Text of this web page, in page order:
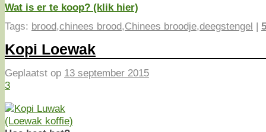
Wat is er te koop? (klik hier)
Tags: brood,chinees brood,Chinees broodje,deegstengel | 5
Kopi Loewak
Geplaatst op 13 september 2015
3